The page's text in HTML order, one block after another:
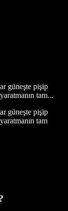
güneşte pişip
tam...
güneşte pişip
tam